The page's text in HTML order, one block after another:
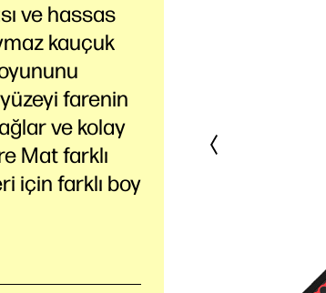
ve hassas
kauçuk
farenin
ve kolay
Mat farklı
için farklı boy